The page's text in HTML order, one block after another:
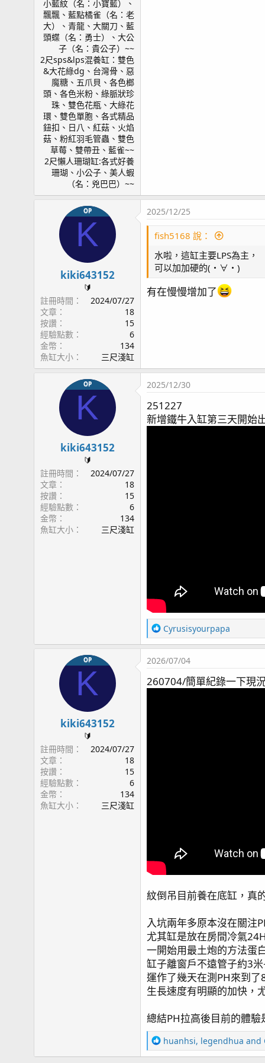
小藍紋（名：小寶藍）、
飄飄、藍點橘雀（名：老
大）、青龍、大關刀、藍
頭蝶（名：勇士）、大公
子（名：貴公子）~~
2尺sps&lps混養缸：雙色
&大花綠dg、台灣骨、惡
魔糖、五爪貝、各色榔
頭、各色米粉、綠脈狀珍
珠、雙色花瓶、大綠花
環、雙色單胞、各式精品
鈕扣、日八、紅菇、火焰
菇、粉紅羽毛管蟲、雙色
草莓、雙帶丑、藍雀~~
2尺懶人珊瑚缸:各式好養
珊瑚、小公子、美人蝦
（名：兇巴巴）~~
OP
K
kiki643152
🔰
註冊時間
2024/07/27
文章
18
按讚
15
經驗點數
6
金幣
134
魚缸大小
三尺淺缸
2025/12/25
fish5168 說：
水啦，這缸主要LPS為主，
可以加加硬的(⁠・⁠∀⁠・⁠)
有在慢慢增加了
OP
K
kiki643152
🔰
註冊時間
2024/07/27
文章
18
按讚
15
經驗點數
6
金幣
134
魚缸大小
三尺淺缸
2025/12/30
251227
新增鐵牛入缸第三天開始
R
e
a
c
i
Cyrusisyourpapa
OP
K
kiki643152
🔰
註冊時間
2024/07/27
文章
18
按讚
15
經驗點數
6
金幣
134
魚缸大小
三尺淺缸
2026/07/04
260704/簡單紀錄一下現
紋倒吊目前養在底缸，真
入坑兩年多原本沒在關注
尤其缸是放在房間冷氣
一開始用最土炮的方法蛋
缸子離窗戶不遠管子約3
運作了幾天在測PH來到
生長速度有明顯的加快，
總結PH拉高後目前的體驗
R
e
huanhsi, legendhua and